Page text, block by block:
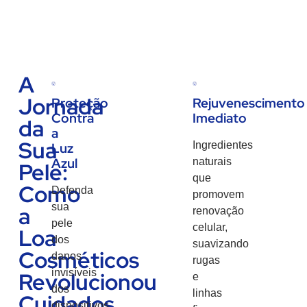
A
Jornada
da
Sua
Pele:
Como
a
Loa
Cosméticos
Revolucionou
Proteção
Contra
a
Luz
Azul
Defenda
sua
pele
dos
danos
invisíveis
dos
Rejuvenescimento
Imediato
Ingredientes
naturais
que
promovem
renovação
celular,
suavizando
rugas
e
linhas